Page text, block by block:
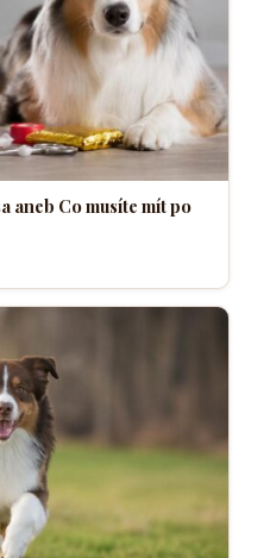
aneb Co musíte mít po